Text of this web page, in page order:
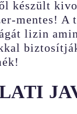
készült
mentes! A
lizin